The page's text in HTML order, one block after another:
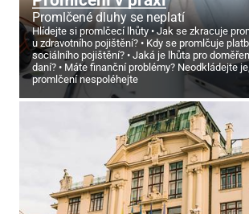
Promlčené dluhy se neplatí
Hlídejte si promlčecí lhůty
Jak se zkracuje
u zdravotního pojištění?
Kdy se promlčuje
sociálního pojištění?
Jaká je lhůta pro
daní?
Máte finanční problémy? Neodkládejte
promlčení nespoléhejte